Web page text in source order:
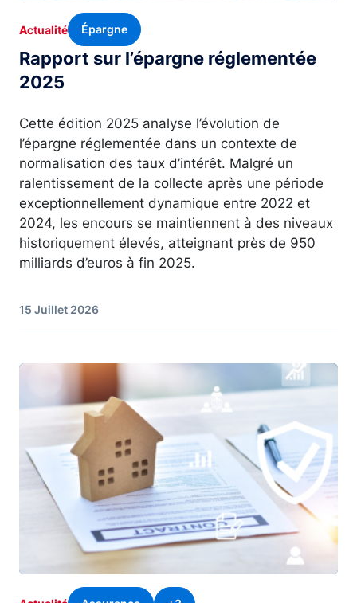
Rapport sur l’épargne réglementée
2025
Actualité Épargne
Cette édition 2025 analyse l’évolution de
l’épargne réglementée dans un contexte de
normalisation des taux d’intérêt. Malgré un
ralentissement de la collecte après une période
exceptionnellement dynamique entre 2022 et
2024, les encours se maintiennent à des niveaux
historiquement élevés, atteignant près de 950
milliards d’euros à fin 2025.
15 Juillet 2026